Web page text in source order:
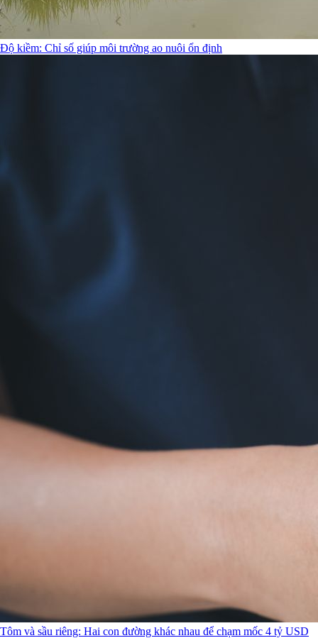
Độ kiềm: Chỉ số giúp môi trường ao nuôi ổn định
Tôm và sầu riêng: Hai con đường khác nhau để chạm mốc 4 tỷ USD